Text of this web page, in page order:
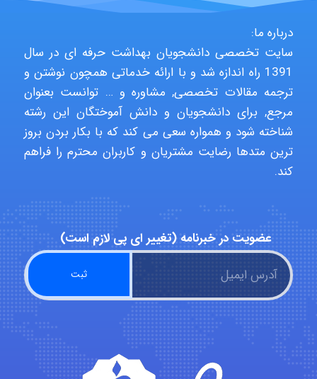
hosein abdolvand
Kati
ehtesham
Iman Hosseini
Chehri
درباره ما:
سایت تخصصی دانشجویان بهداشت حرفه ای در سال
1391 راه اندازه شد و با ارائه خدماتی همچون نوشتن و
ترجمه مقالات تخصصی, مشاوره و … توانست بعنوان
مرجع, برای دانشجویان و دانش آموختگان این رشته
شناخته شود و همواره سعی می کند که با بکار بردن بروز
ترین متدها رضایت مشتریان و کاربران محترم را فراهم
کند.
عضویت در خبرنامه (تغییر ای پی لازم است)